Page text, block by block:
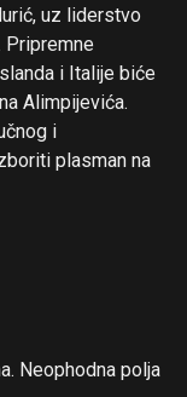
uz liderstvo
Pripremne
i Italije biće
Alimpijevića.
i
plasman na
Neophodna polja